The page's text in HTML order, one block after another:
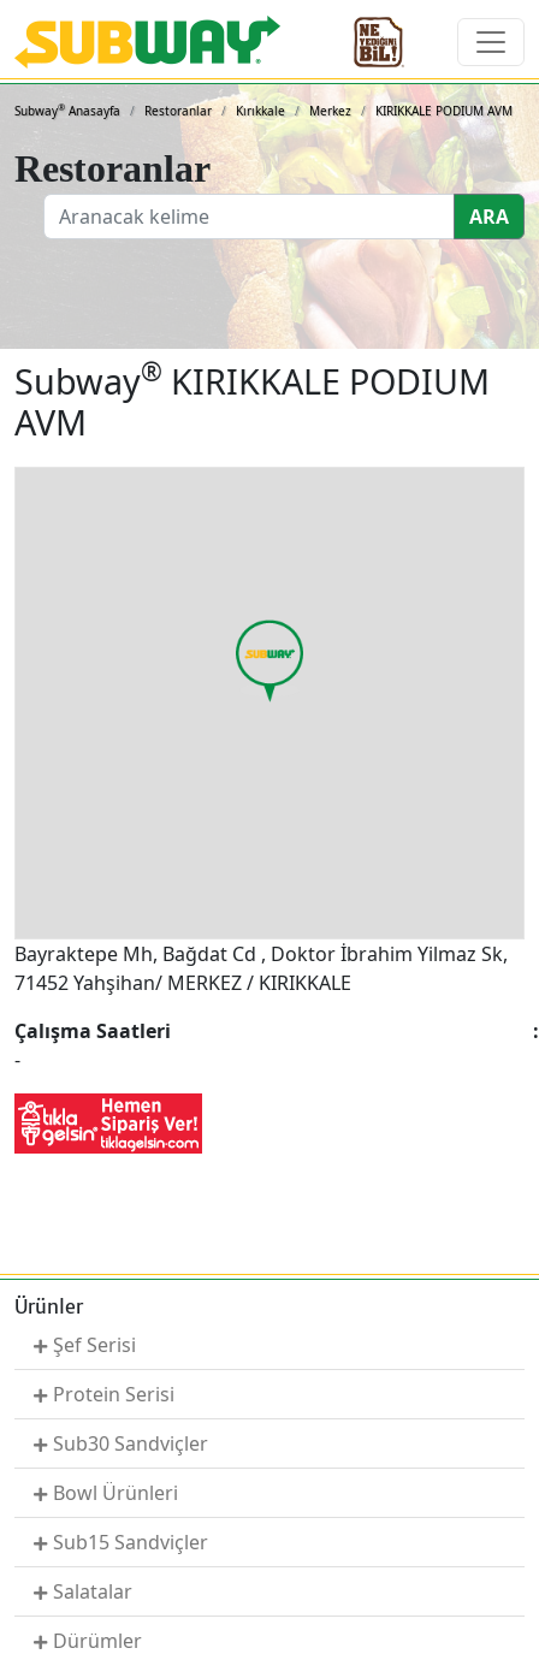
Subway Sandviçleri
Subway® Anasayfa Restoranlar Kırıkkale Merkez KIRIKKALE PODIUM AVM
Restoranlar
ARA
Subway® KIRIKKALE PODIUM
AVM
Bayraktepe Mh, Bağdat Cd , Doktor İbrahim Yilmaz Sk,
71452 Yahşihan/ MERKEZ / KIRIKKALE
Çalışma Saatleri
-
Ürünler
Şef Serisi
Protein Serisi
Sub30 Sandviçler
Bowl Ürünleri
Sub15 Sandviçler
Salatalar
Dürümler